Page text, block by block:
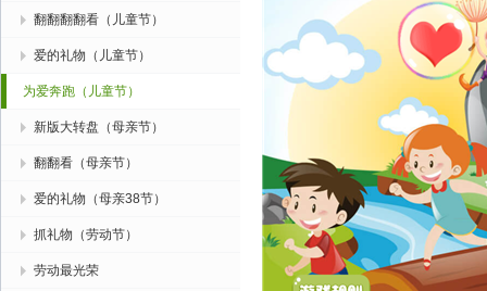
翻翻翻翻看（儿童节）
爱的礼物（儿童节）
为爱奔跑（儿童节）
新版大转盘（母亲节）
翻翻看（母亲节）
爱的礼物（母亲38节）
抓礼物（劳动节）
劳动最光荣